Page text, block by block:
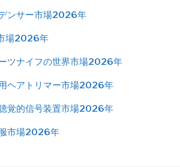
ンサー市場2026年
場2026年
ツナイフの世界市場2026年
ヘアトリマー市場2026年
覚的信号装置市場2026年
市場2026年